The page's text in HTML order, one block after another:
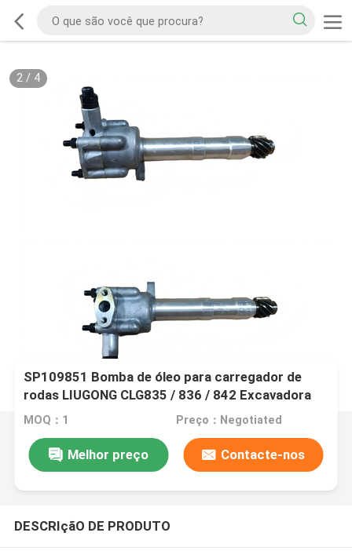
2/ 4
SP109851 Bomba de óleo para carregador de
rodas LIUGONG CLG835 / 836 / 842 Excavadora
CLG920C / D / 922D / 925D
MOQ：1 Preço：Negotiated
Melhor preço Contacte-nos
DESCRIçãO DE PRODUTO